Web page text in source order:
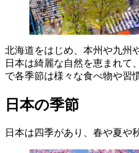
北海道をはじめ、本州や九州
日本は綺麗な自然を恵まれて
で各季節は様々な食べ物や習
日本の季節
日本は四季があり、春や夏や